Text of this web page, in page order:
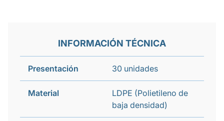
INFORMACIÓN TÉCNICA
Presentación 30 unidades
Material
LDPE (Polietileno de
baja densidad)